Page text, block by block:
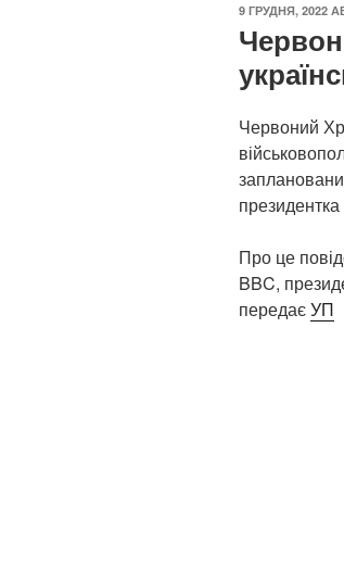
ОПУБЛІКОВАНО
9 ГРУДНЯ, 2022
Червоний
Про це
BBC,
передаєУП